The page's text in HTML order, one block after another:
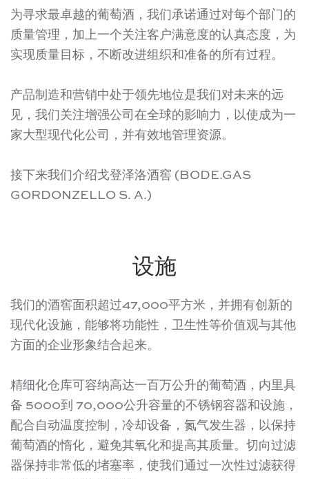
为寻求最卓越的葡萄酒，我们承诺通过对每个部门的
质量管理，加上一个关注客户满意度的认真态度，为
实现质量目标，不断改进组织和准备的所有过程。
产品制造和营销中处于领先地位是我们对未来的远
见，我们关注增强公司在全球的影响力，以使成为一
家大型现代化公司，并有效地管理资源。
接下来我们介绍戈登泽洛酒窖 (BODE.GAS
GORDONZELLO S. A.)
设施
我们的酒窖面积超过47,000平方米，并拥有创新的
现代化设施，能够将功能性，卫生性等价值观与其他
方面的企业形象结合起来。
精细化仓库可容纳高达一百万公升的葡萄酒，内里具
备 5000到 70,000公升容量的不锈钢容器和设施，
配合自动温度控制，冷却设备，氮气发生器，以保持
葡萄酒的惰化，避免其氧化和提高其质量。切向过滤
器保持非常低的堵塞率，使我们通过一次性过滤获得